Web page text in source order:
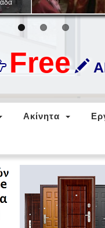
Free
Ακίνητα